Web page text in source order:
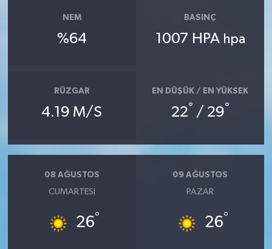
NEM
%64
BASINÇ
1007 HPA hpa
RÜZGAR
4.19 M/S
EN DÜŞÜK / EN YÜKSEK
22° / 29°
08 AĞUSTOS
CUMARTESI
26°
09 AĞUSTOS
PAZAR
26°